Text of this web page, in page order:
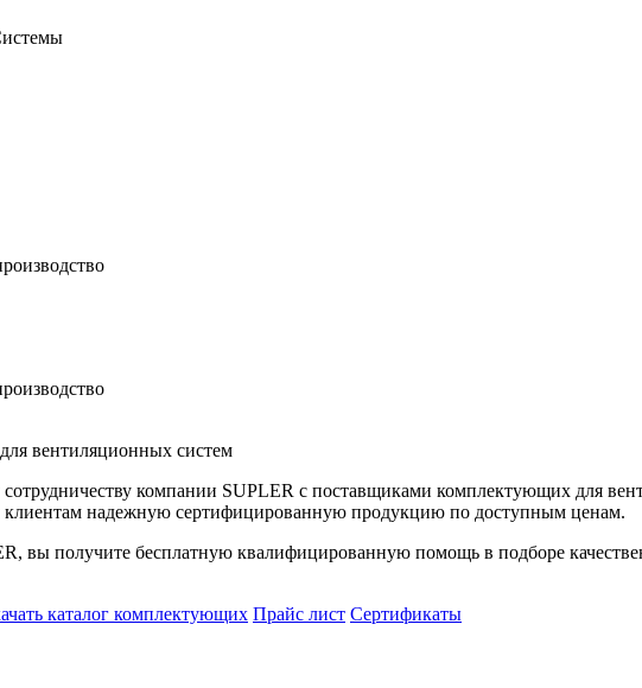
вентиляционных систем
сотрудничеству компании SUPLER с поставщиками комплектующих для
надежную сертифицированную продукцию по доступным ценам.
вы получите бесплатную квалифицированную помощь в подборе
каталог комплектующих Прайс лист Сертификаты